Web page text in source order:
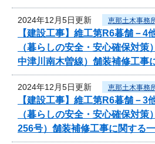
2024年12月5日更新 恵那土木事務
【建設工事】維工第R6暮舗－
（暮らしの安全・安心確保対策
中津川南木曽線）舗装補修工事
2024年12月5日更新 恵那土木事務
【建設工事】維工第R6暮舗－
（暮らしの安全・安心確保対策
256号）舗装補修工事に関する